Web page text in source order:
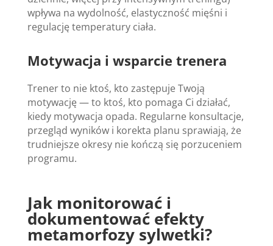
wpływa na wydolność, elastyczność mięśni i
regulację temperatury ciała.
Motywacja i wsparcie trenera
Trener to nie ktoś, kto zastępuje Twoją
motywację — to ktoś, kto pomaga Ci działać,
kiedy motywacja opada. Regularne konsultacje,
przegląd wyników i korekta planu sprawiają, że
trudniejsze okresy nie kończą się porzuceniem
programu.
Jak monitorować i
dokumentować efekty
metamorfozy sylwetki?